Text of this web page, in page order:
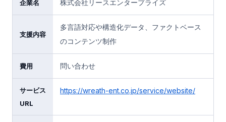
企業名 株式会社リースエンタープライズ
支援内容
多言語対応や構造化データ、ファクトベース
のコンテンツ制作
費用 問い合わせ
サービス
URL
https://wreath-ent.co.jp/service/website/